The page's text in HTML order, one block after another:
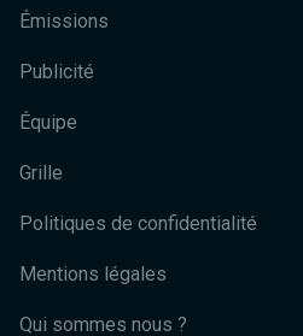
Émissions
Publicité
Équipe
Grille
Politiques de confidentialité
Mentions légales
Qui sommes nous ?